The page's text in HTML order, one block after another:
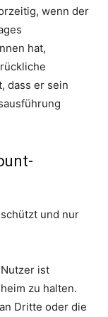
wenn der
hat,
dass er sein
und nur
ist
zu halten.
Dritte oder die